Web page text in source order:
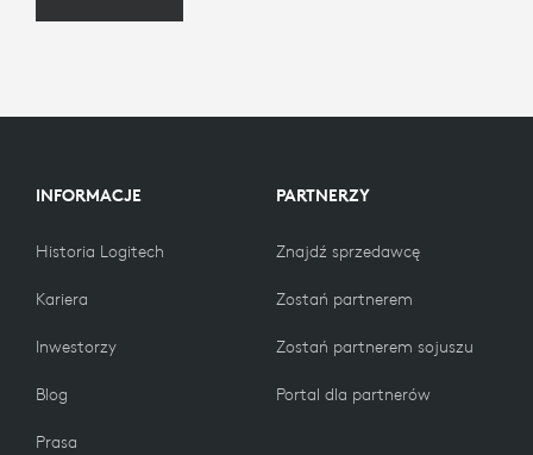
INFORMACJE
Historia Logitech
Kariera
Inwestorzy
Blog
Prasa
PARTNERZY
Znajdź sprzedawcę
Zostań partnerem
Zostań partnerem sojuszu
Portal dla partnerów